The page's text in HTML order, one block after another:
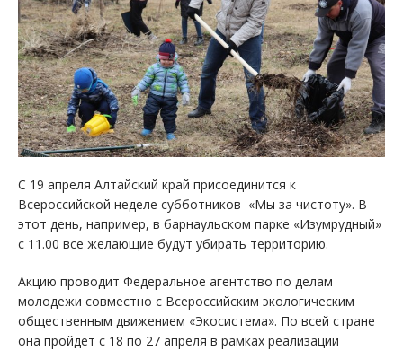
С 19 апреля Алтайский край присоединится к
Всероссийской неделе субботников «Мы за чистоту». В
этот день, например, в барнаульском парке «Изумрудный»
с 11.00 все желающие будут убирать территорию.
Акцию проводит Федеральное агентство по делам
молодежи совместно с Всероссийским экологическим
общественным движением «Экосистема». По всей стране
она пройдет с 18 по 27 апреля в рамках реализации